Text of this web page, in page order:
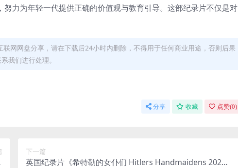
力为年轻一代提供正确的价值观与教育引导。这部纪录片不仅是对
网网盘分享，请在下载后24小时内删除，不得用于任何商业用途，否则后果
我们进行处理。
分享 收藏 点赞(0)
下一篇
英国纪录片《希特勒的女仆们 Hitlers Handmaidens 202